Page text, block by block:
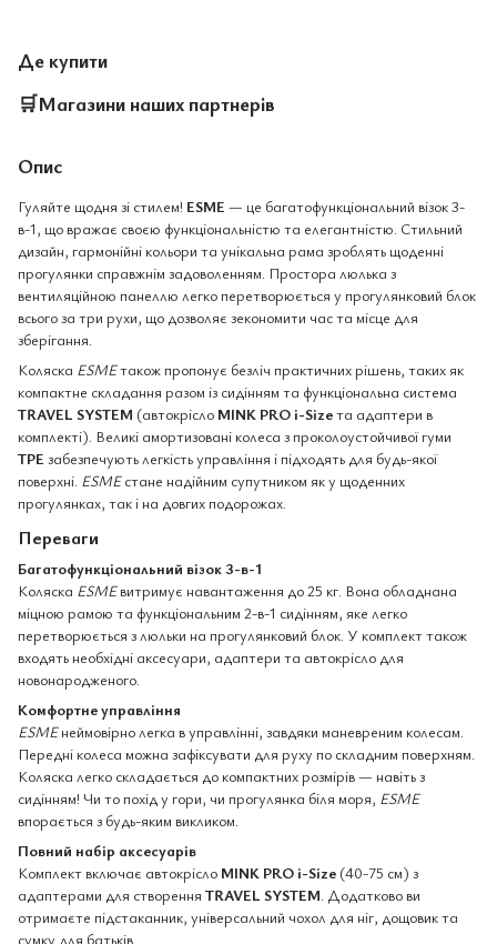
Де купити
🛒Магазини наших партнерів
Опис
Гуляйте щодня зі стилем! ESME — це багатофункціональний візок 3-
в-1, що вражає своєю функціональністю та елегантністю. Стильний
дизайн, гармонійні кольори та унікальна рама зроблять щоденні
прогулянки справжнім задоволенням. Простора люлька з
вентиляційною панеллю легко перетворюється у прогулянковий блок
всього за три рухи, що дозволяє зекономити час та місце для
зберігання.
Коляска ESMEтакож пропонує безліч практичних рішень, таких як
компактне складання разом із сидінням та функціональна система
TRAVEL SYSTEM (автокрісло MINK PRO i-Sizeта адаптери в
комплекті). Великі амортизовані колеса з проколоустойчивої гуми
TPE забезпечують легкість управління і підходять для будь-якої
поверхні. ESMEстане надійним супутником як у щоденних
прогулянках, так і на довгих подорожах.
Переваги
Багатофункціональний візок 3-в-1
Коляска ESMEвитримує навантаження до 25 кг. Вона обладнана
міцною рамою та функціональним 2-в-1 сидінням, яке легко
перетворюється з люльки на прогулянковий блок. У комплект також
входять необхідні аксесуари, адаптери та автокрісло для
новонародженого.
Комфортне управління
ESMEнеймовірно легка в управлінні, завдяки маневреним колесам.
Передні колеса можна зафіксувати для руху по складним поверхням.
Коляска легко складається до компактних розмірів — навіть з
сидінням! Чи то похід у гори, чи прогулянка біля моря, ESME
впорається з будь-яким викликом.
Повний набір аксесуарів
Комплект включає автокрісло MINK PRO i-Size (40-75 см) з
адаптерами для створення TRAVEL SYSTEM . Додатково ви
отримаєте підстаканник, універсальний чохол для ніг, дощовик та
сумку для батьків.